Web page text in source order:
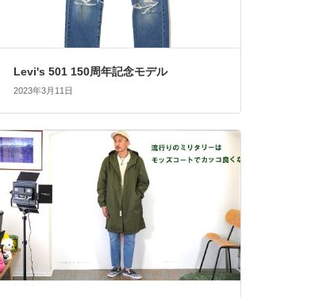
Levi's 501 150周年記念モデル
2023年3月11日